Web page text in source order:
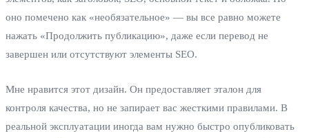
оно помечено как «необязательное» — вы все равно можете
нажать «Продолжить публикацию», даже если перевод не
завершен или отсутствуют элементы SEO.
Мне нравится этот дизайн. Он предоставляет эталон для
контроля качества, но не запирает вас жесткими правилами. В
реальной эксплуатации иногда вам нужно быстро опубликовать